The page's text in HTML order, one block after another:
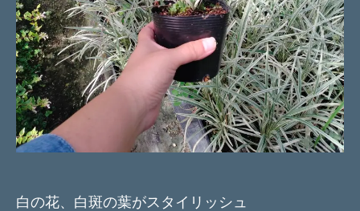
白の花、白斑の葉がスタイリッシュ